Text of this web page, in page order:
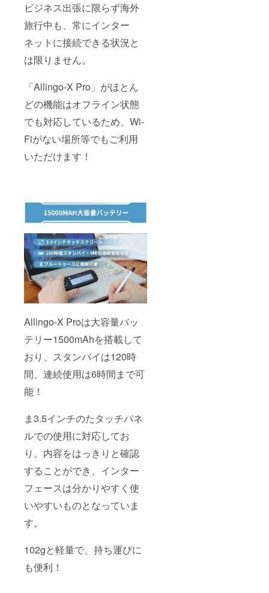
ビジネス出張に限らず海外
旅行中も、常にインター
ネットに接続できる状況と
は限りません。
「Allingo-X Pro」がほとん
どの機能はオフライン状態
でも対応しているため、Wi-
Fiがない場所等でもご利用
いただけます！
Allingo-X Proは大容量バッ
テリー1500mAhを搭載して
おり、スタンバイは120時
間、連続使用は6時間まで可
能！
ま3.5インチのたタッチパネ
ルでの使用に対応してお
り、内容をはっきりと確認
することができ、インター
フェースは分かりやすく使
いやすいものとなっていま
す。
102gと軽量で、持ち運びに
も便利！